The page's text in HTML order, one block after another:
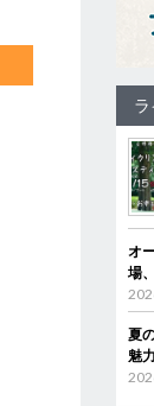
オ
場
夏
魅